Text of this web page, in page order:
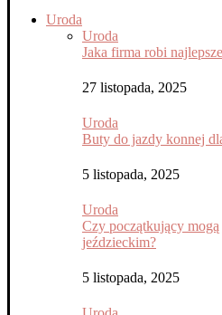
Uroda
Uroda
Jaka firma robi
27 listopada, 2025
Uroda
Buty do jazdy konnej
5 listopada, 2025
Uroda
Czy początkujący
jeździeckim?
5 listopada, 2025